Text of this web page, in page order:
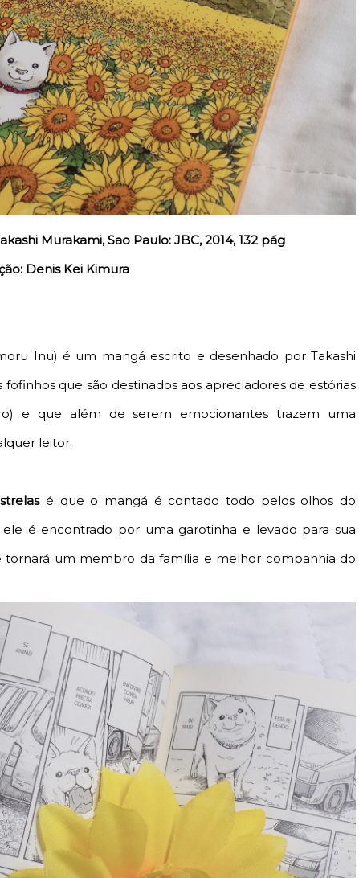
Murakami, Sao Paulo: JBC, 2014, 132 pág
Denis Kei Kimura
Inu) é um mangá escrito e desenhado por Takashi
que são destinados aos apreciadores de estórias
e que além de serem emocionantes trazem uma
leitor.
é que o mangá é contado todo pelos olhos do
é encontrado por uma garotinha e levado para sua
tornará um membro da família e melhor companhia do